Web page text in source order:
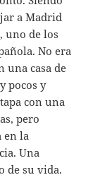
a Madrid
uno de los
No era
una casa de
pocos y
con una
pero
en la
Una
de su vida.